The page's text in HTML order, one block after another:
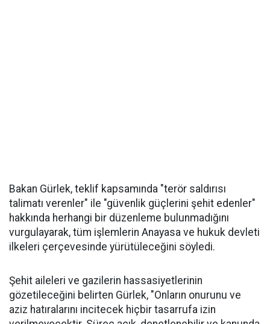
Bakan Gürlek, teklif kapsamında "terör saldırısı
talimatı verenler" ile "güvenlik güçlerini şehit edenler"
hakkında herhangi bir düzenleme bulunmadığını
vurgulayarak, tüm işlemlerin Anayasa ve hukuk devleti
ilkeleri çerçevesinde yürütüleceğini söyledi.
Şehit aileleri ve gazilerin hassasiyetlerinin
gözetileceğini belirten Gürlek, "Onların onurunu ve
aziz hatıralarını incitecek hiçbir tasarrufa izin